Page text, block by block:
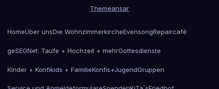
Themeansar
HomeÜber unsDie WohnzimmerkircheEvensongRepaircafé
geSEGNet: Taufe + Hochzeit + mehrGottesdienste
Kinder + Konfikids + FamilieKonfis+JugendGruppen